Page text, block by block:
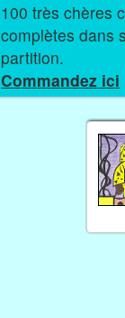
100 très chères
complètes dans
partition.
Commandez ici